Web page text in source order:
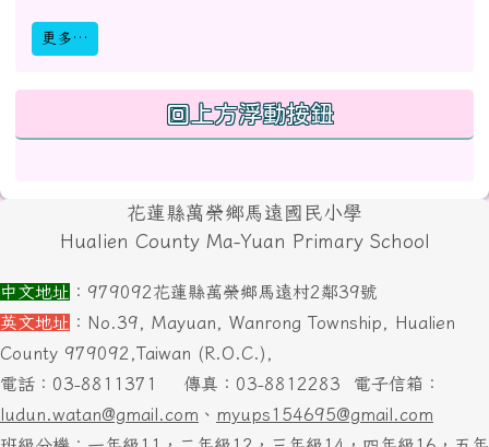
更多…
回上方浮動按鈕
頁尾區域內容花蓮縣萬榮鄉馬遠國民小學
Hualien County Ma-Yuan Primary School
中文地址 ：979092花蓮縣萬榮鄉馬遠村2鄰39號
英文地址 ：No.39, Mayuan, Wanrong Township, Hualien
County 979092,Taiwan (R.O.C.),
電話：03-8811371 傳真：03-8812283 電子信箱：
ludun.watan@gmail.com 、 myups154695@gmail.com